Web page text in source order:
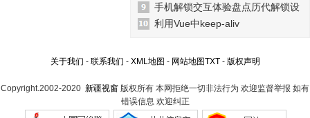
手机解锁交互体验盘点历代解锁设
利用Vue中keep-aliv
关于我们 - 联系我们 - XML地图 - 网站地图TXT- 版权声明
Copyright.2002-2020 新疆视窗 版权所有 本网拒绝一切非法行为 欢迎监督举报 如有
错误信息 欢迎纠正